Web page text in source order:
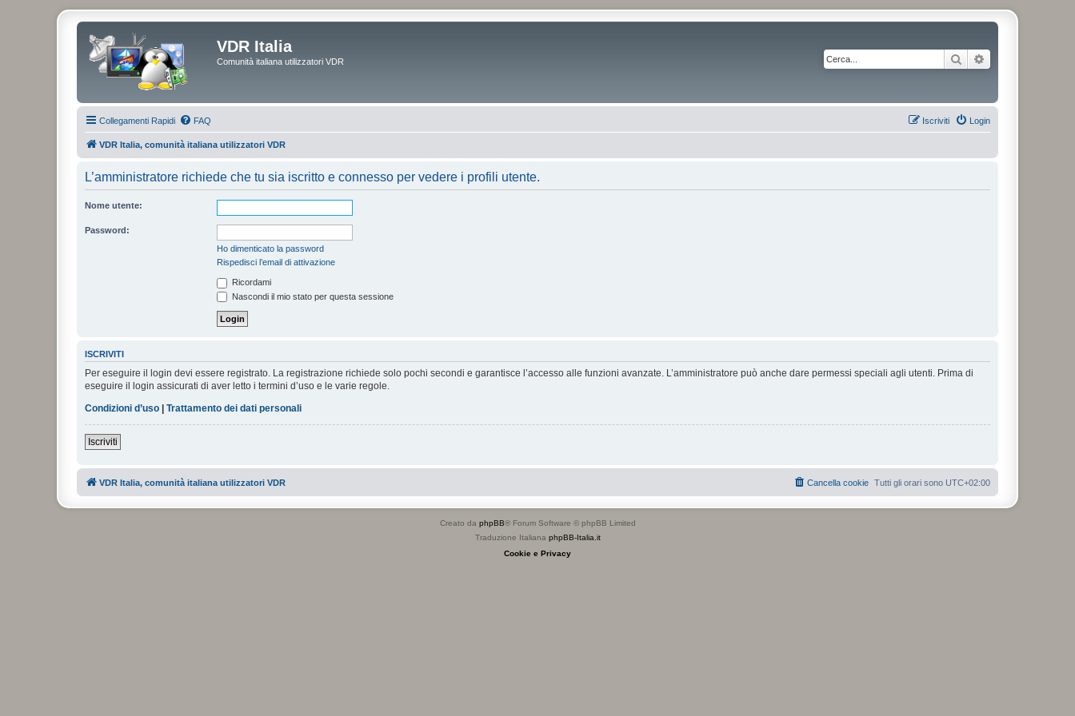
VDR Italia
Comunità italiana utilizzatori VDR Cerca
Collegamenti Rapidi FAQ Login
Iscriviti
VDR Italia, comunità italiana utilizzatori VDR
L’amministratore richiede che tu sia iscritto e connesso per vedere i profili utente.
Nome utente:
Password:
Ho dimenticato la password
Rispedisci l’email di attivazione
Ricordami
Nascondi il mio stato per questa sessione
ISCRIVITI
Per eseguire il login devi essere registrato. La registrazione richiede solo pochi secondi e garantisce l’accesso alle funzioni avanzate. L’amministratore può anche dare permessi speciali agli utenti. Prima di
eseguire il login assicurati di aver letto i termini d’uso e le varie regole.
Condizioni d’uso | Trattamento dei dati personali
Iscriviti
VDR Italia, comunità italiana utilizzatori VDR Tutti gli orari sono UTC+02:00
Cancella cookie
Creato da phpBB® Forum Software © phpBB Limited
Traduzione Italiana phpBB-Italia.it
Cookie e Privacy